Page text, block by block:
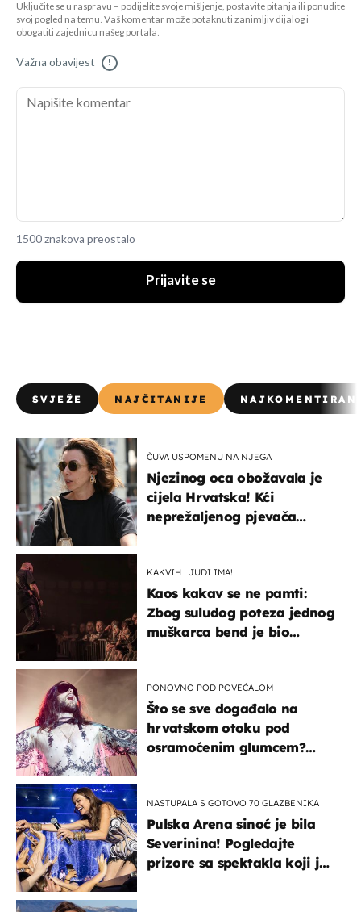
Uključite se u raspravu – podijelite svoje mišljenje, postavite pitanja ili ponudite
svoj pogled na temu. Vaš komentar može potaknuti zanimljiv dijalog i
obogatiti zajednicu našeg portala.
Važna obavijest !
1500 znakova preostalo
Prijavite se
SVJEŽE NAJČITANIJE
ČUVA USPOMENU NA NJEGA
Njezinog oca obožavala je
cijela Hrvatska! Kći
neprežaljenog pjevača
KAKVIH LJUDI IMA!
Kaos kakav se ne pamti:
Zbog suludog poteza jednog
muškarca bend je bio
PONOVNO POD POVEĆALOM
Što se sve događalo na
hrvatskom otoku pod
osramoćenim glumcem?
NASTUPALA S GOTOVO 70 GLAZBENIKA
Pulska Arena sinoć je bila
Severinina! Pogledajte
prizore sa spektakla koji je